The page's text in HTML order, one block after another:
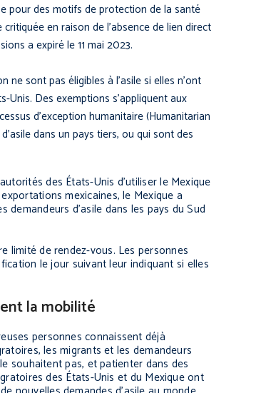
pour des motifs de protection de la santé
en raison de l’absence de lien direct
a expiré le 11 mai 2023.
sont pas éligibles à l’asile si elles n’ont
Unis. Des exemptions s’appliquent aux
d’exception humanitaire (Humanitarian
dans un pays tiers, ou qui sont des
des États-Unis d’utiliser le Mexique
mexicaines, le Mexique a
d’asile dans les pays du Sud
limité de rendez-vous. Les personnes
le jour suivant leur indiquant si elles
la mobilité
personnes connaissent déjà
les migrants et les demandeurs
souhaitent pas, et patienter dans des
des États-Unis et du Mexique ont